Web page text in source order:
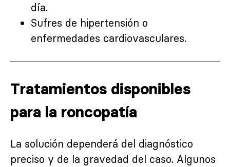
día.
Sufres de hipertensión o
enfermedades cardiovasculares.
Tratamientos disponibles
para la roncopatía
La solución dependerá del diagnóstico
preciso y de la gravedad del caso. Algunos